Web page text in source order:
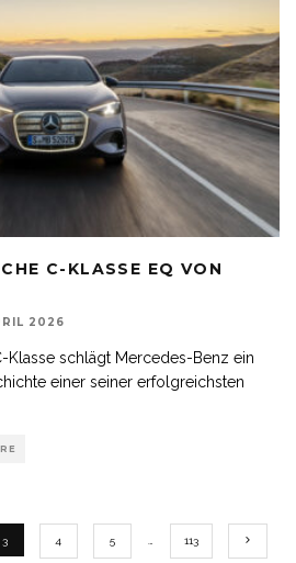
C-KLASSE EQ VON
2026
Klasse schlägt Mercedes-Benz ein
einer seiner erfolgreichsten
3 4 5 113